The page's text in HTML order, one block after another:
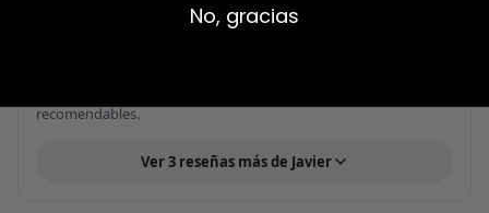
Perfectos y súper serios y atentos
recomendables.
Ver 3 reseñas más de Javier
No, gracias